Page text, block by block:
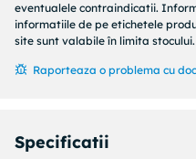
Atentie! Aceasta lance nu
Aceasta trebuie
jet de apa si de aparatul
eventualele contraindicatii.
informatiile de pe etichetele
site sunt valabile în limita stocului.
Raporteaza o problema cu
Specificatii